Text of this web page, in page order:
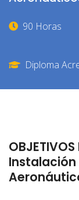
90 Horas
Diploma
OBJETIVOS
Instalación